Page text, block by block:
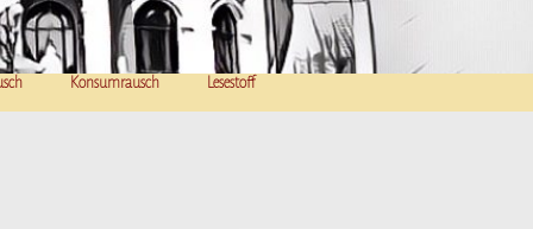
Konsumrausch Lesestoff